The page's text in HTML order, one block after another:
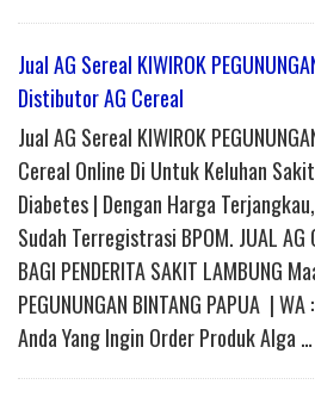
Jual AG Sereal KIWIROK
Distibutor AG Cereal
Jual AG Sereal KIWIROK
Cereal Online Di Untuk Keluhan
Diabetes | Dengan Harga
Sudah Terregistrasi BPOM. JUAL AG
BAGI PENDERITA SAKIT LAMBUNG
PEGUNUNGAN BINTANG PAPUA |
Anda Yang Ingin Order Produk Alga …